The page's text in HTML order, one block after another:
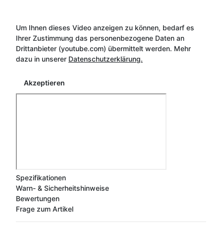
Um Ihnen dieses Video anzeigen zu können, bedarf es
Ihrer Zustimmung das personenbezogene Daten an
Drittanbieter (youtube.com) übermittelt werden. Mehr
dazu in unserer Datenschutzerklärung.
Akzeptieren
Spezifikationen
Warn- & Sicherheitshinweise
Bewertungen
Frage zum Artikel